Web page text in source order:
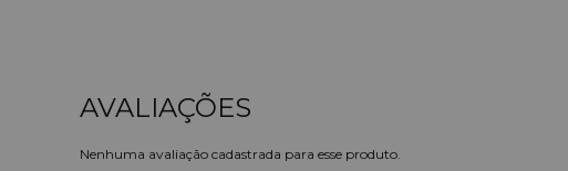
Nenhuma avaliação cadastrada para esse produto.